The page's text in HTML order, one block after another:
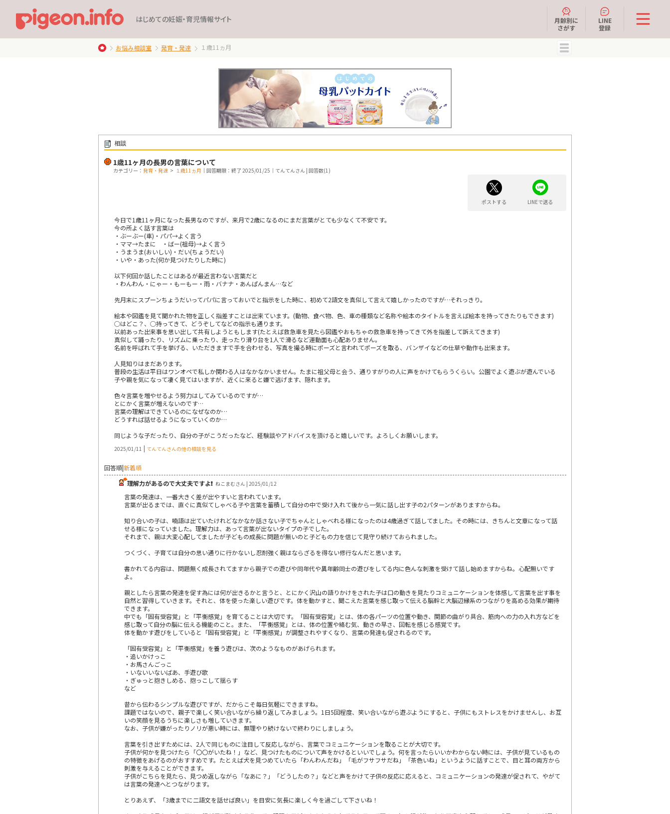
はじめての妊娠・育児情報サイト
月齢別に
さがす
LINE
登録
お悩み相談室 発育・発達 １歳11ヵ月
相談
1歳11ヶ月の長男の言葉について
カテゴリー： 発育・発達 > １歳11ヵ月 ｜回答期限：終了 2025/01/25｜てんてんさん | 回答数(1)
ポストする LINEで送る
今日で1歳11ヶ月になった長男なのですが、来月で2歳になるのにまだ言葉がとても少なくて不安です。
今の所よく話す言葉は
・ぶーぶー(車)・パパ→よく言う
・ママ→たまに ・ばー(祖母)→よく言う
・うまうま(おいしい)・だい(ちょうだい)
・いや・あった(何か見つけたりした時に)
以下何回か話したことはあるが最近言わない言葉だと
・わんわん・にゃー・もーもー・雨・バナナ・あんぱんまん…など
先月末にスプーンちょうだいってパパに言っておいでと指示をした時に、初めて2語文を真似して言えて嬉しかったのですが…それっきり。
絵本や図鑑を見て聞かれた物を正しく指差すことは出来ています。(動物、食べ物、色、車の種類など名称や絵本のタイトルを言えば絵本を持ってきたりもできます)
◯はどこ？、◯持ってきて、どうぞしてなどの指示も通ります。
以前あった出来事を思い出して共有しようともします(たとえば救急車を見たら図鑑やおもちゃの救急車を持ってきて外を指差して訴えてきます)
真似して踊ったり、リズムに乗ったり、走ったり滑り台を1人で滑るなど運動面も心配ありません。
名前を呼ばれて手を挙げる、いただきますで手を合わせる、写真を撮る時にポーズと言われてポーズを取る、バンザイなどの仕草や動作も出来ます。
人見知りはまだあります。
普段の生活は平日はワンオペで私しか関わる人はなかなかいません。たまに祖父母と会う、通りすがりの人に声をかけてもらうくらい。公園でよく遊ぶが遊んでいる
子や親を気になって凄く見てはいますが、近くに来ると嫌で逃げます、隠れます。
色々言葉を増やせるよう努力はしてみているのですが…
とにかく言葉が増えないのです…
言葉の理解はできているのになぜなのか…
どうすれば話せるようになっていくのか…
同じような子だったり、自分の子がこうだったなど、経験談やアドバイスを頂けると嬉しいです。よろしくお願いします。
2025/01/11 | てんてんさんの他の相談を見る
回答順|新着順
理解力があるので大丈夫ですよ❗ ねこまむさん | 2025/01/12
言葉の発達は、一番大きく差が出やすいと言われています。
言葉が出るまでは、直ぐに真似てしゃべる子や言葉を蓄積して自分の中で受け入れて後から一気に話し出す子の2パターンがありますからね。
知り合いの子は、喃語は出ていたけれどなかなか話さない子でちゃんとしゃべれる様になったのは4歳過ぎて話してました。その時には、きちんと文章になって話
せる様になっていました。理解力は、あって言葉が出ないタイプの子でした。
それまで、親は大変心配してましたが子どもの成長に問題が無いのと子どもの力を信じて見守り続けておられました。
つくづく、子育ては自分の思い通りに行かないし忍耐強く親はならざるを得ない修行なんだと思います。
書かれてる内容は、問題無く成長されてますから親子での遊びや同年代や異年齢同士の遊びをしてる内に色んな刺激を受けて話し始めますからね。心配無いです
よ。
親としたら言葉の発達を促す為には何が出きるかと言うと、とにかく沢山の語りかけをされた子は口の動きを見たりコミュニケーションを体感して言葉を出す事を
自然と習得していきます。それと、体を使った楽しい遊びです。体を動かすと、聞こえた言葉を感じ取って伝える脳幹と大脳辺縁系のつながりを高める効果が期待
できます。
中でも「固有受容覚」と「平衡感覚」を育てることは大切です。「固有受容覚」とは、体の各パーツの位置や動き、関節の曲がり具合、筋肉への力の入れ方などを
感じ取って自分の脳に伝える機能のこと。また、「平衡感覚」とは、体の位置や絡む気、動きの早さ、回転を感じる感覚です。
体を動かす遊びをしていると「固有受容覚」と「平衡感覚」が調整されやすくなり、言葉の発達も促されるのです。
「固有受容覚」と「平衡感覚」を養う遊びは、次のようなものがあげられます。
・追いかけっこ
・お馬さんごっこ
・いないいないばあ、手遊び歌
・ぎゅっと抱きしめる、抱っこして揺らす
など
昔から伝わるシンプルな遊びですが、だからこそ毎日気軽にできますね。
課題ではないので、親子で楽しく笑い合いながら繰り返してみましょう。1日5回程度、笑い合いながら遊ぶようにすると、子供にもストレスをかけませんし、お互
いの笑顔を見るうちに楽しさも増していきます。
なお、子供が嫌がったりノリが悪い時には、無理やり続けないで終わりにしましょう。
言葉を引き出すためには、2人で同じものに注目して反応しながら、言葉でコミュニケーションを取ることが大切です。
子供が何かを見つけたら「〇〇がいたね！」など、見つけたものについて声をかけるといいでしょう。何を言ったらいいかわからない時には、子供が見ているもの
の特徴をあげるのがおすすめです。たとえば犬を見つめていたら「わんわんだね」「毛がフサフサだね」「茶色いね」というように話すことで、目と耳の両方から
刺激を与えることができます。
子供がこちらを見たら、見つめ返しながら「なあに？」「どうしたの？」などと声をかけて子供の反応に応えると、コミュニケーションの発達が促されて、やがて
は言葉の発達へとつながります。
とりあえず、「3歳までに二語文を話せば良い」を目安に気長に楽しく今を過ごして下さいね！